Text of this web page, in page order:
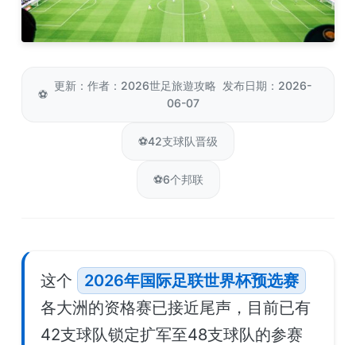
⚽
更新：作者：2026世足旅遊攻略 发布日期：2026-
06-07
⚽42支球队晋级
⚽6个邦联
这个
2026年国际足联世界杯预选赛
各大洲的资格赛已接近尾声，目前已有
42支球队锁定扩军至48支球队的参赛